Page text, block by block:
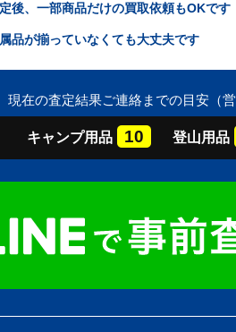
後、一部商品だけの買取依頼もOKです
品が揃っていなくても大丈夫です
現在の査定結果ご連絡までの目安（営
キャンプ用品 10 登山用品